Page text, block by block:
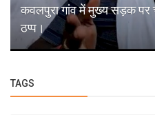
कवलपुरा गांव में मुख्य सड़क पर
ठप्प।
TAGS